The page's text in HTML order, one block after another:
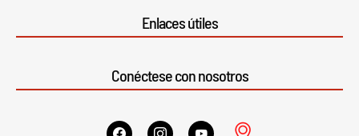
Enlaces útiles
Conéctese con nosotros